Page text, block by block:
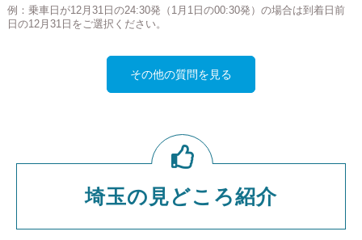
例：乗車日が12月31日の24:30発（1月1日の00:30発）の場合は到着日前
日の12月31日をご選択ください。
その他の質問を見る
埼玉の見どころ紹介